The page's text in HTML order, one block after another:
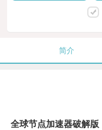
简介
全球节点加速器破解版